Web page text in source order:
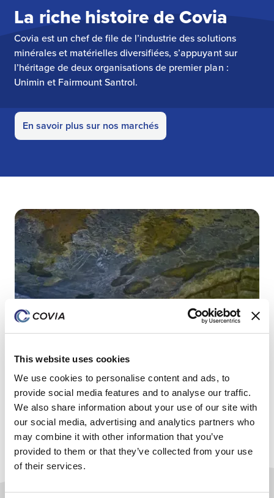
This website uses cookies
We use cookies to personalise content and ads, to
provide social media features and to analyse our traffic.
We also share information about your use of our site with
our social media, advertising and analytics partners who
may combine it with other information that you’ve
provided to them or that they’ve collected from your use
of their services.
La riche histoire de Covia
Covia est un chef de file de l’industrie des solutions
minérales et matérielles diversifiées, s’appuyant sur
l’héritage de deux organisations de premier plan :
Unimin et Fairmount Santrol.
En savoir plus sur nos marchés